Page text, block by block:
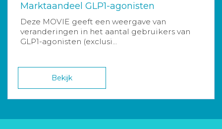
Marktaandeel GLP1-agonisten
Deze MOVIE geeft een weergave van
veranderingen in het aantal gebruikers van
GLP1-agonisten (exclusi...
Bekijk